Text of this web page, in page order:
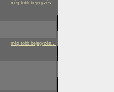
még több bejegyzés...
még több bejegyzés...